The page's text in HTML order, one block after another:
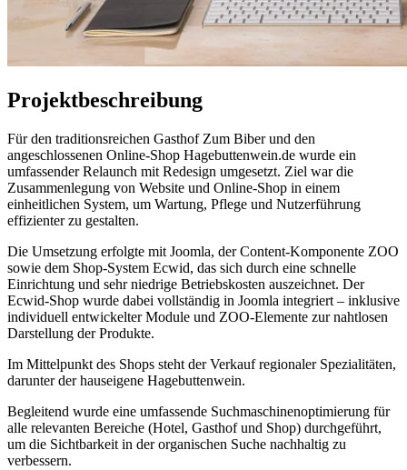
Projektbeschreibung
Für den traditionsreichen Gasthof Zum Biber und den
angeschlossenen Online-Shop Hagebuttenwein.de wurde ein
umfassender Relaunch mit Redesign umgesetzt. Ziel war die
Zusammenlegung von Website und Online-Shop in einem
einheitlichen System, um Wartung, Pflege und Nutzerführung
effizienter zu gestalten.
Die Umsetzung erfolgte mit Joomla, der Content-Komponente ZOO
sowie dem Shop-System Ecwid, das sich durch eine schnelle
Einrichtung und sehr niedrige Betriebskosten auszeichnet. Der
Ecwid-Shop wurde dabei vollständig in Joomla integriert – inklusive
individuell entwickelter Module und ZOO-Elemente zur nahtlosen
Darstellung der Produkte.
Im Mittelpunkt des Shops steht der Verkauf regionaler Spezialitäten,
darunter der hauseigene Hagebuttenwein.
Begleitend wurde eine umfassende Suchmaschinenoptimierung für
alle relevanten Bereiche (Hotel, Gasthof und Shop) durchgeführt,
um die Sichtbarkeit in der organischen Suche nachhaltig zu
verbessern.